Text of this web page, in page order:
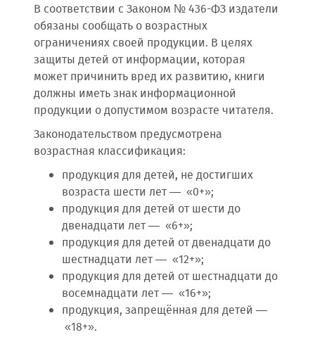
В соответствии с Законом № 436-ФЗ издатели
обязаны сообщать о возрастных
ограничениях своей продукции. В целях
защиты детей от информации, которая
может причинить вред их развитию, книги
должны иметь знак информационной
продукции о допустимом возрасте читателя.
Законодательством предусмотрена
возрастная классификация:
продукция для детей, не достигших
возраста шести лет — «0+»;
продукция для детей от шести до
двенадцати лет — «6+»;
продукция для детей от двенадцати до
шестнадцати лет — «12+»;
продукция для детей от шестнадцати до
восемнадцати лет — «16+»;
продукция, запрещённая для детей —
«18+».